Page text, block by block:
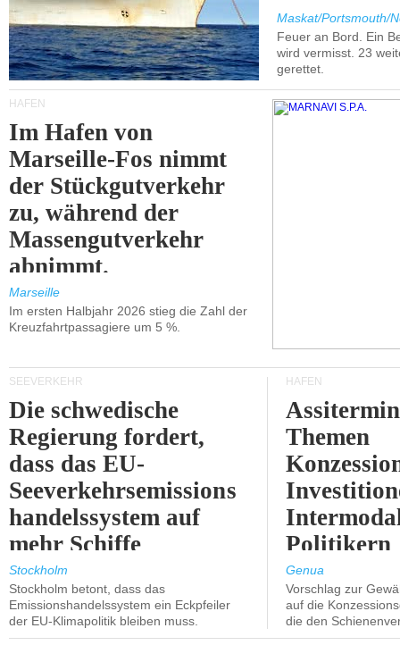
Maskat/Portsmouth/
Feuer an Bord. Ein
wird vermisst. 23
gerettet.
HÄFEN
Im Hafen von
Marseille-Fos nimmt
der Stückgutverkehr
zu, während der
Massengutverkehr
abnimmt.
Marseille
Im ersten Halbjahr 2026 stieg die Zahl der
Kreuzfahrtpassagiere um 5 %.
SEEVERKEHR
Die schwedische
Regierung fordert,
dass das EU-
Seeverkehrsemissions
handelssystem auf
mehr Schiffe
ausgeweitet wird.
Stockholm
Stockholm betont, dass das
Emissionshandelssystem ein Eckpfeiler
der EU-Klimapolitik bleiben muss.
HÄFEN
Themen
Politikern
Genua
Vorschlag zur
auf die
die den